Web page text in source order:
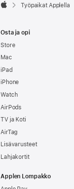

Työpaikat Applella
Osta ja opi
Store
Mac
iPad
iPhone
Watch
AirPods
TV ja Koti
AirTag
Lisävarusteet
Lahjakortit
Applen Lompakko